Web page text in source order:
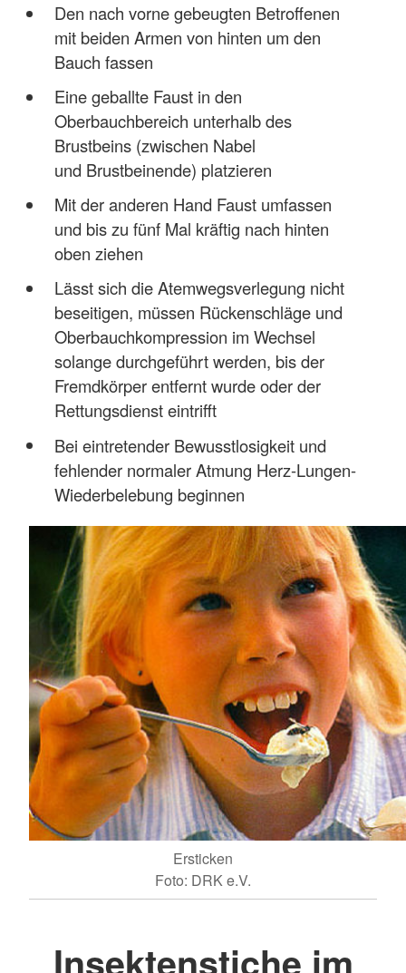
Den nach vorne gebeugten Betroffenen
mit beiden Armen von hinten um den
Bauch fassen
Eine geballte Faust in den
Oberbauchbereich unterhalb des
Brustbeins (zwischen Nabel
und Brustbeinende) platzieren
Mit der anderen Hand Faust umfassen
und bis zu fünf Mal kräftig nach hinten
oben ziehen
Lässt sich die Atemwegsverlegung nicht
beseitigen, müssen Rückenschläge und
Oberbauchkompression im Wechsel
solange durchgeführt werden, bis der
Fremdkörper entfernt wurde oder der
Rettungsdienst eintrifft
Bei eintretender Bewusstlosigkeit und
fehlender normaler Atmung Herz-Lungen-
Wiederbelebung beginnen
Ersticken
Foto: DRK e.V.
Insektenstiche im